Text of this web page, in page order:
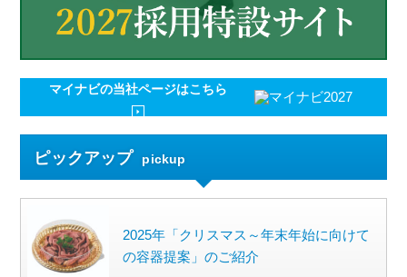
マイナビの当社ページはこちら
ピックアップ pickup
2025年「クリスマス～年末年始に向けて
の容器提案」のご紹介